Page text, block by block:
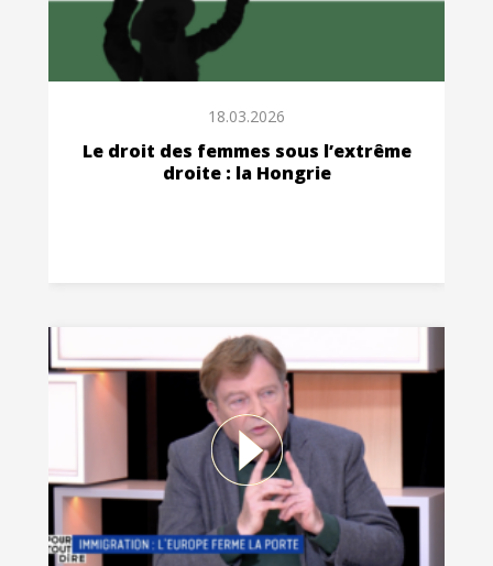
18.03.2026
Le droit des femmes sous l’extrême
droite : la Hongrie